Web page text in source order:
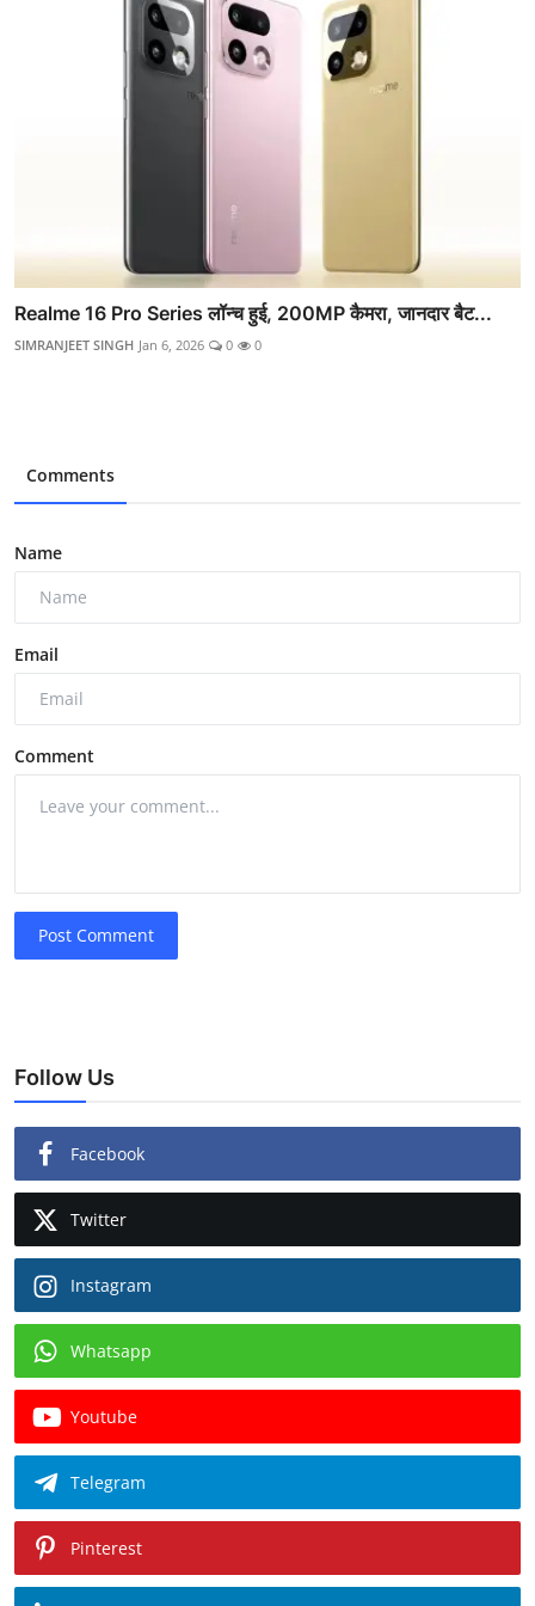
Realme 16 Pro Series लॉन्च हुई, 200MP कैमरा, जानदार बैट...
SIMRANJEET SINGH Jan 6, 2026 0 0
Comments
Name
Email
Comment
Post Comment
Follow Us
Facebook
Twitter
Instagram
Whatsapp
Youtube
Telegram
Pinterest